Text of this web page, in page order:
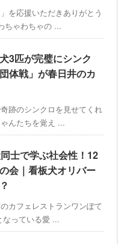
を応援いただきありがとう
ちゃわちゃの ...
3匹が完璧にシンク
体戦」が春日井のカ
跡のシンクロを見せてくれ
んたちを覚え ...
士で学ぶ社会性！12
会｜看板犬オリバー
カフェレストランワンぽて
なっている愛 ...